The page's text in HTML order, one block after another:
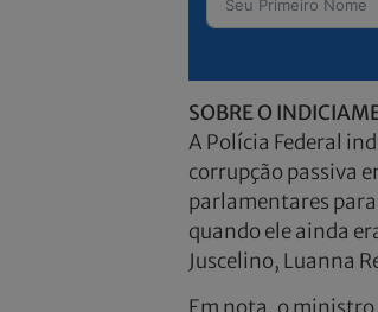
SOBRE O
A Polícia Federal
corrupção passiva
parlamentares
quando ele ainda
Juscelino, Luanna